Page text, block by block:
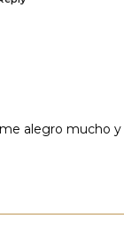
alegro mucho